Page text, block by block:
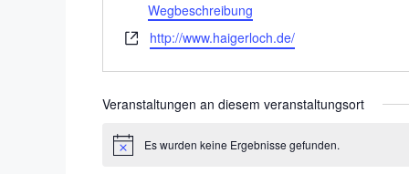
r
e
s
e
Wegbeschreibung
W
b
i
t
http://www.haigerloch.de/
Veranstaltungen an diesem veranstaltungsort
H
Es wurden keine Ergebnisse gefunden.